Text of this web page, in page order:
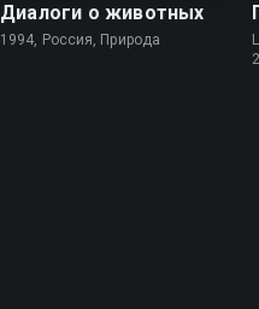
Диалоги о животных
1994, Россия, Природа